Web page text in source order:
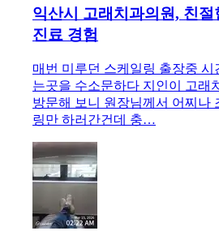
익산시 고래치과의원, 친절
진료 경험
매번 미루던 스케일링 출장중
는곳을 수소문하다 지인이 고래
방문해 보니 원장님께서 어찌나
링만 하러간건데 충…